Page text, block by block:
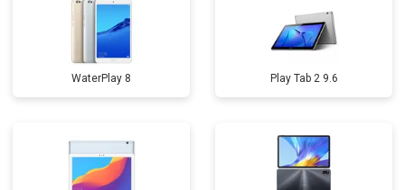
WaterPlay 8 Play Tab 2 9.6